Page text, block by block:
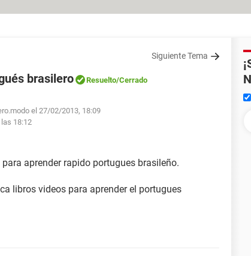
Siguiente Tema
brasilero Resuelto/Cerrado
el 27/02/2013, 18:09
18:12
aprender rapido portugues brasileño.
libros videos para aprender el portugues